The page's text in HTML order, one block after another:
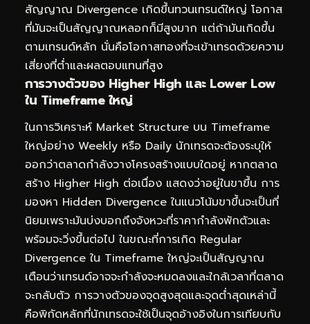
สัญญาณ Divergence เกิดขึ้นทวนเทรนด์ใหญ่ โอกาส
ที่มันจะเป็นสัญญาณหลอกก็มีสูงมาก แต่ถ้ามันเกิดขึ้น
ตามเทรนด์หลัก นั่นคือโอกาสทองที่จะเข้าเทรดด้วยความ
เสี่ยงที่ต่ำและผลตอบแทนที่สูง
การวางตัวของ Higher High และ Lower Low
ใน Timeframe ใหญ่
ในการวิเคราะห์ Market Structure บน Timeframe
ใหญ่อย่าง Weekly หรือ Daily นักเทรดจะต้องระบุให้
ออกว่าตลาดกำลังวางโครงสร้างแบบใดอยู่ หากตลาด
สร้าง Higher High ต่อเนื่อง แสดงว่าอยู่ในขาขึ้น การ
มองหา Hidden Divergence ในแนวโน้มขาขึ้นจะเป็นที่
นิยมเพราะมันบ่งบอกถึงจังหวะที่ราคากำลังพักตัวและ
พร้อมจะวิ่งขึ้นต่อไป ในขณะที่การเกิด Regular
Divergence ใน Timeframe ใหญ่จะเป็นสัญญาณ
เตือนว่าเทรนด์อาจจะกำลังจะหมดลงและใกล้เวลาที่ตลาด
จะกลับตัว การวางตัวของจุดสูงสุดและจุดต่ำสุดเหล่านี้
คือพิกัดหลักที่นักเทรดจะใช้เป็นจุดอ้างอิงในการเทียบกับ